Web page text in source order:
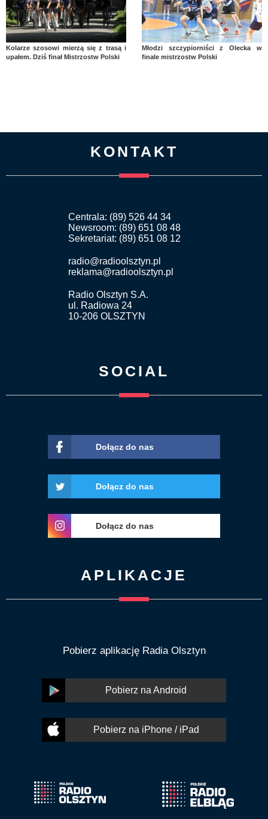
Kolarze szosowi mierzą się z trasą i
upałem. Dziś finał Mistrzostw Polski
Młodzi szczypiorniści z Olecka w
finale mistrzostw Polski
KONTAKT
Centrala: (89) 526 44 34
Newsroom: (89) 651 08 48
Sekretariat: (89) 651 08 12
radio@radioolsztyn.pl
reklama@radioolsztyn.pl
Radio Olsztyn S.A.
ul. Radiowa 24
10-206 OLSZTYN
SOCIAL
Dołącz do nas
Dołącz do nas
Dołącz do nas
APLIKACJE
Pobierz aplikację Radia Olsztyn
Pobierz na Android
Pobierz na iPhone / iPad